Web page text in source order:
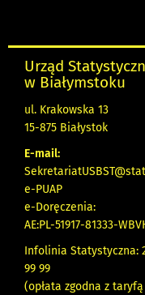
Urząd
w Białymstoku
ul. Krakowska 13
15-875 Białystok
E-mail:
e-PUAP
e-Doręczenia:
AE:PL-51917-81333-
Infolinia Statystyczna:
99 99
(opłata zgodna z taryfą